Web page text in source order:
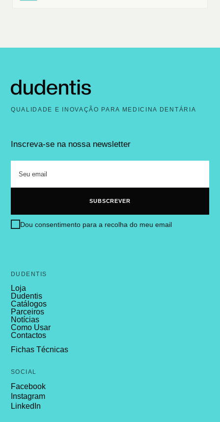
QUALIDADE E INOVAÇÃO PARA MEDICINA DENTÁRIA
Inscreva-se na nossa newsletter
Dou consentimento para a recolha do meu email
DUDENTIS
Loja
Dudentis
Catálogos
Parceiros
Notícias
Como Usar
Contactos
Fichas Técnicas
SOCIAL
Facebook
Instagram
LinkedIn